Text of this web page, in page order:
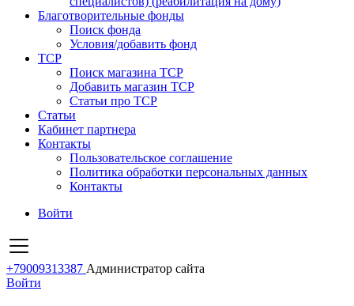
Благотворительные фонды
Поиск фонда
Условия/добавить фонд
ТСР
Поиск магазина ТСР
Добавить магазин ТСР
Статьи про ТСР
Статьи
Кабинет партнера
Контакты
Пользовательское соглашение
Политика обработки персональных данных
Контакты
Войти
+79009313387 Администратор сайта
Войти